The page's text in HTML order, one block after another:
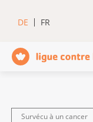
DE FR
Survécu à un cancer